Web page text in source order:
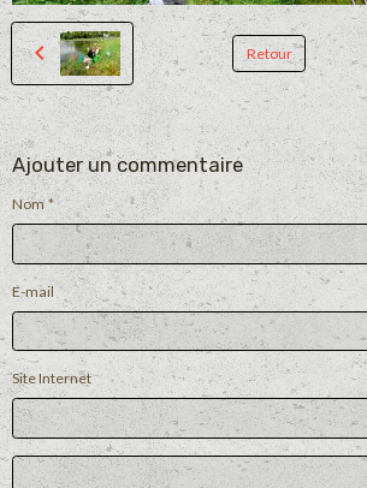
Retour
Ajouter un commentaire
Nom
E-mail
Site Internet